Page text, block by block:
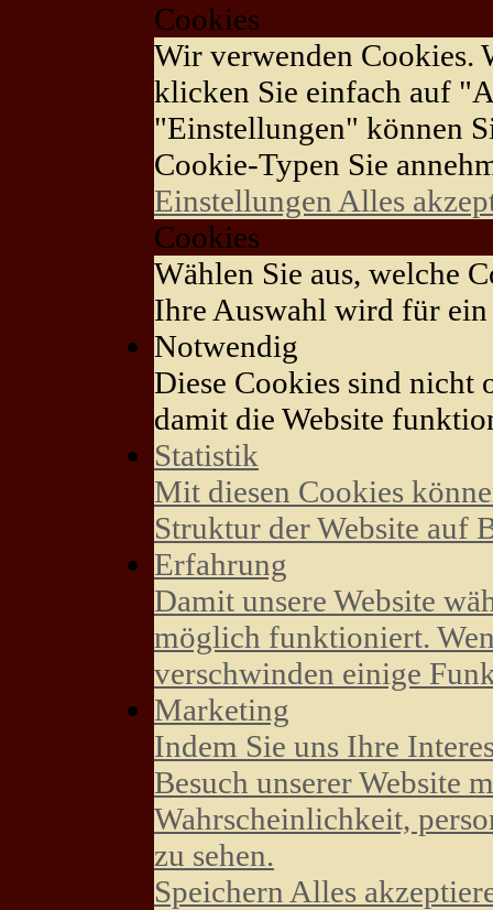
Cookies
Wir verwenden Cookies.
klicken Sie einfach auf
"Einstellungen" können
Cookie-Typen Sie
Einstellungen Alles
Cookies
Wählen Sie aus, welche
Ihre Auswahl wird für ein
Notwendig
Diese Cookies sind nicht
damit die Website
Statistik
Mit diesen Cookies
Struktur der Website auf
Erfahrung
Damit unsere Website
möglich funktioniert.
verschwinden einige
Marketing
Indem Sie uns Ihre
Besuch unserer Website
Wahrscheinlichkeit,
zu sehen.
Speichern Alles